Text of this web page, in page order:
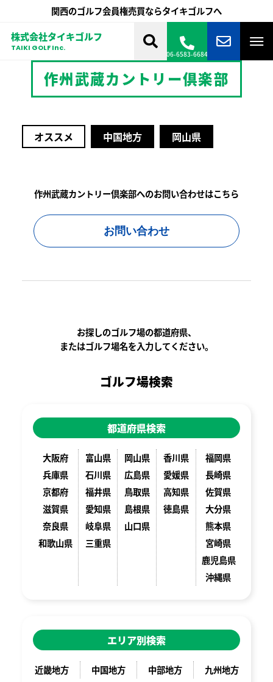
関西のゴルフ会員権売買ならタイキゴルフへ
株式会社タイキゴルフ
TAIKI GOLF Inc.
06-6583-6684
作州武蔵カントリー倶楽部
オススメ 中国地方 岡山県
作州武蔵カントリー倶楽部へのお問い合わせはこちら
お問い合わせ
お探しのゴルフ場の都道府県、
またはゴルフ場名を入力してください。
ゴルフ場検索
都道府県検索
大阪府
兵庫県
京都府
滋賀県
奈良県
和歌山県
富山県
石川県
福井県
愛知県
岐阜県
三重県
岡山県
広島県
鳥取県
島根県
山口県
香川県
愛媛県
高知県
徳島県
福岡県
長崎県
佐賀県
大分県
熊本県
宮崎県
鹿児島県
沖縄県
エリア別検索
近畿地方 中国地方 中部地方
九州地方